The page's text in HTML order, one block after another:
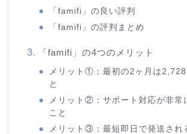
「famifi」の良い評判
「famifi」の評判まとめ
「famifi」の4つのメリット
メリット①：最初の2ヶ月は2,728
と
メリット②：サポート対応が非常
こと
メリット③：最短即日で発送され